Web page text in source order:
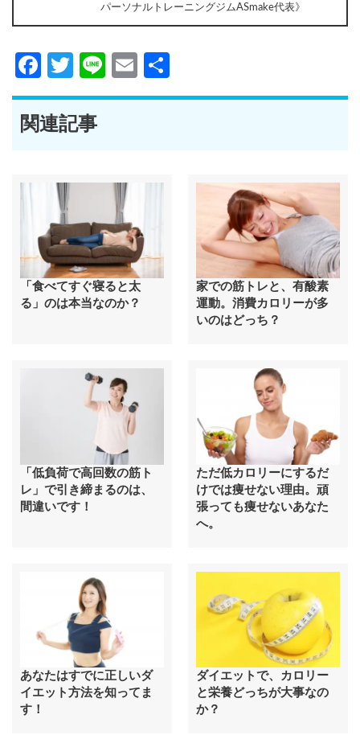
パーソナルトレーニングジムASmake代表》
Facebook
Twitter
LineEmail
有
関連記事
「食べてすぐ寝ると太
る」のは本当なのか？
家での筋トレと、有酸素
運動。消費カロリーが多
いのはどっち？
「低負荷で高回数の筋ト
レ」で引き締まるのは、
間違いです！
ただ低カロリーにするだ
けでは痩せない理由。頑
張っても痩せないあなた
へ。
あなたはすでに正しいダ
イエット方法を知ってま
す！
ダイエットで、カロリー
と栄養どっちが大事なの
か？